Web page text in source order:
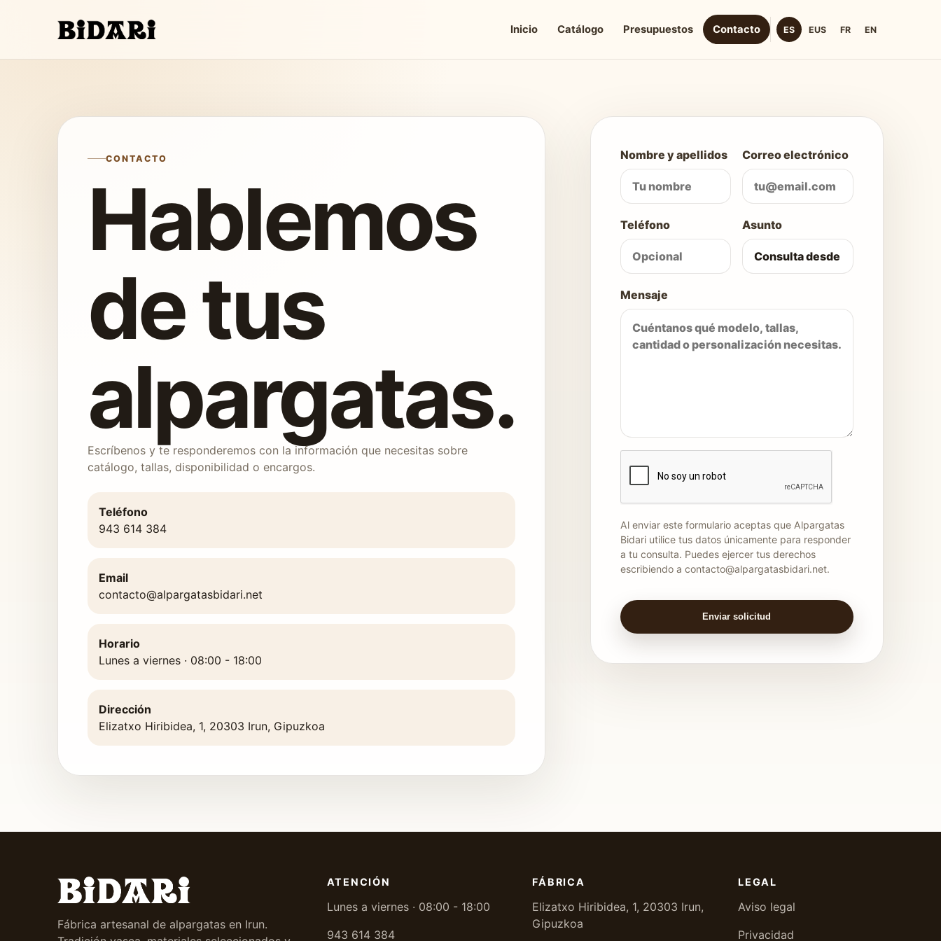
Inicio Catálogo Presupuestos Contacto ES EUS FR EN
CONTACTO
Hablemos
de tus
alpargatas.
Escríbenos y te responderemos con la información que necesitas sobre
catálogo, tallas, disponibilidad o encargos.
Teléfono
943 614 384
Email
contacto@alpargatasbidari.net
Horario
Lunes a viernes · 08:00 - 18:00
Dirección
Elizatxo Hiribidea, 1, 20303 Irun, Gipuzkoa
Web
Nombre y apellidos Correo electrónico
Teléfono Asunto
Mensaje
Al enviar este formulario aceptas que Alpargatas
Bidari utilice tus datos únicamente para responder
a tu consulta. Puedes ejercer tus derechos
escribiendo a contacto@alpargatasbidari.net.
Enviar solicitud
Fábrica artesanal de alpargatas en Irun.
ATENCIÓN
Lunes a viernes · 08:00 - 18:00
943 614 384
FÁBRICA
Elizatxo Hiribidea, 1, 20303 Irun,
Gipuzkoa
LEGAL
Aviso legal
Privacidad